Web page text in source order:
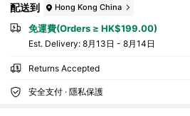
配送到 Hong Kong China
免運費(Orders ≥ HK$199.00)
​Est. Delivery: 8月13日 - 8月14日
Returns Accepted
安全支付 · 隱私保護